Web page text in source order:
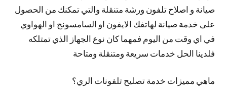
صيانة و اصلاح تلفون ورشة متنقلة والتي تمكنك من الحصول
على خدمة صيانة لهاتفك الايفون او السامسونج او الهواوي
في اي وقت من اليوم فمهما كان نوع الجهاز الذي تمتلكه
فلدينا الحل خدمات سريعة ومتنقلة ومتاحة
ماهي مميزات خدمة تصليح تلفونات الري؟